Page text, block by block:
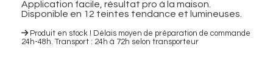
Application facile, résultat pro à la maison.
Disponible en 12 teintes tendance et lumineuses.
Produit en stock ! Délais moyen de préparation de commande
24h-48h. Transport : 24h à 72h selon transporteur